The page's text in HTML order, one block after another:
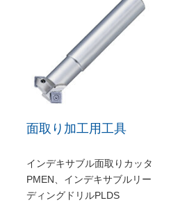
面取り加工用工具
インデキサブル面取りカッタ
PMEN、インデキサブルリー
ディングドリルPLDS